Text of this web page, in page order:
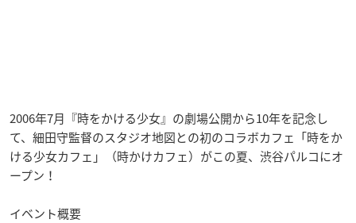
2006年7月『時をかける少女』の劇場公開から10年を記念し
て、細田守監督のスタジオ地図との初のコラボカフェ「時をか
ける少女カフェ」（時かけカフェ）がこの夏、渋谷パルコにオ
ープン！
イベント概要